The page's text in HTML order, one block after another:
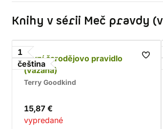
Knihy v sérii Meč pravdy
1
čeština
První čarodějovo pravidlo
(vázaná)
Terry Goodkind
15,87 €
vypredané